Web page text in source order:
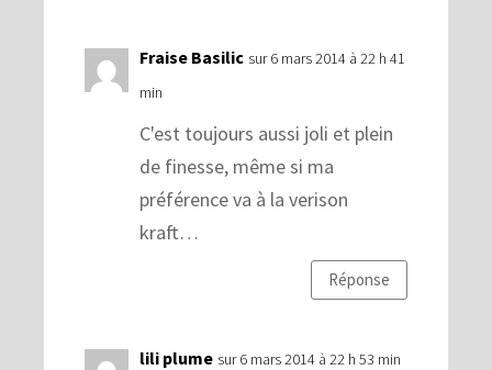
Fraise Basilic sur 6 mars 2014 à 22 h 41
min
C'est toujours aussi joli et plein
de finesse, même si ma
préférence va à la verison
kraft…
Réponse
lili plume sur 6 mars 2014 à 22 h 53 min